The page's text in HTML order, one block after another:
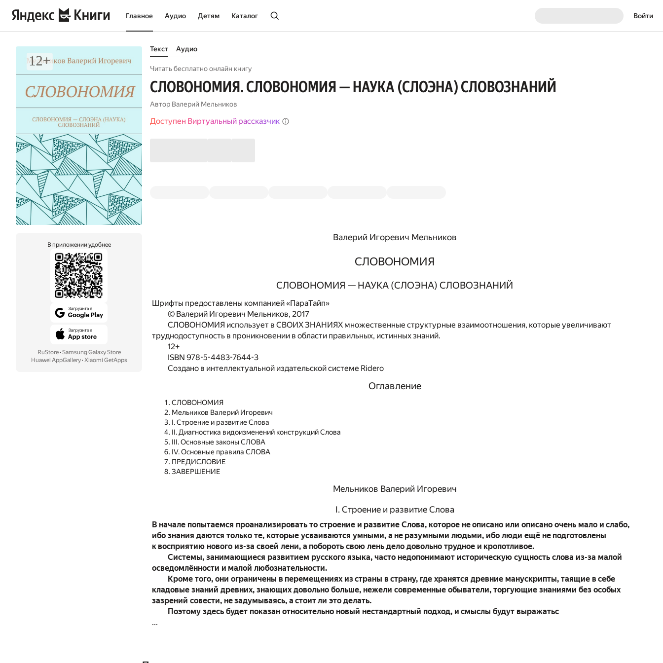
Главное Аудио Детям Каталог Войти
В приложении удобнее
RuStore· Samsung Galaxy Store
Huawei AppGallery· Xiaomi GetApps
Текст Аудио
Читать бесплатно онлайн книгу
СЛОВОНОМИЯ. СЛОВОНОМИЯ — НАУКА (СЛОЭНА) СЛОВОЗНАНИЙ
Автор Валерий Мельников
Доступен Виртуальный рассказчик
Валерий Игоревич Мельников
СЛОВОНОМИЯ
СЛОВОНОМИЯ — НАУКА (СЛОЭНА) СЛОВОЗНАНИЙ
Шрифты предоставлены компанией «ПараТайп»
© Валерий Игоревич Мельников, 2017
СЛОВОНОМИЯ использует в СВОИХ ЗНАНИЯХ множественные структурные взаимоотношения, которые увеличивают
труднодоступность в проникновении в области правильных, истинных знаний.
12+
ISBN 978-5-4483-7644-3
Создано в интеллектуальной издательской системе Ridero
Оглавление
СЛОВОНОМИЯ
Мельников Валерий Игоревич
I. Строение и развитие Слова
II. Диагностика видоизменений конструкций Слова
III. Основные законы СЛОВА
IV. Основные правила СЛОВА
ПРЕДИСЛОВИЕ
ЗАВЕРШЕНИЕ
Мельников Валерий Игоревич
I. Строение и развитие Слова
В начале попытаемся проанализировать то строение и развитие Слова, которое не описано или описано очень мало и слабо,
ибо знания даются только те, которые усваиваются умными, а не разумными людьми, ибо люди ещё не подготовлены
к восприятию нового из-за своей лени, а побороть свою лень дело довольно трудное и кропотливое.
Системы, занимающиеся развитием русского языка, часто недопонимают историческую сущность слова из-за малой
осведомлённости и малой любознательности.
Кроме того, они ограничены в перемещениях из страны в страну, где хранятся древние манускрипты, таящие в себе
кладовые знаний древних, знающих довольно больше, нежели современные обыватели, торгующие знаниями без особых
зазрений совести, не задумываясь, а стоит ли это делать.
Поэтому здесь будет показан относительно новый нестандартный подход, и смыслы будут выражатьс
...